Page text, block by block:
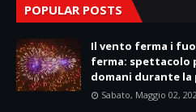
POPULAR POSTS
Il vento ferma i
ferma: spettacolo
domani durante la
Sabato, Maggio 02,